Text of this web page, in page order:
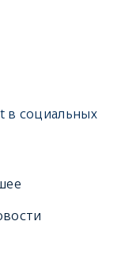
в социальных